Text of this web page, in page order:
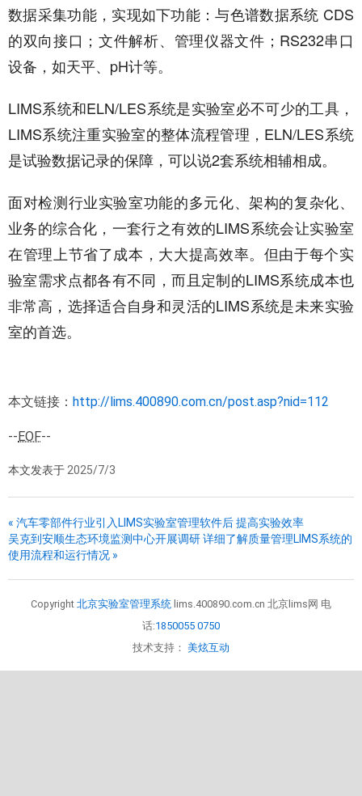
数据采集功能，实现如下功能：与色谱数据系统 CDS
的双向接口；文件解析、管理仪器文件；RS232串口
设备，如天平、pH计等。
LIMS系统和ELN/LES系统是实验室必不可少的工具，
LIMS系统注重实验室的整体流程管理，ELN/LES系统
是试验数据记录的保障，可以说2套系统相辅相成。
面对检测行业实验室功能的多元化、架构的复杂化、
业务的综合化，一套行之有效的LIMS系统会让实验室
在管理上节省了成本，大大提高效率。但由于每个实
验室需求点都各有不同，而且定制的LIMS系统成本也
非常高，选择适合自身和灵活的LIMS系统是未来实验
室的首选。
本文链接： http://lims.400890.com.cn/post.asp?nid=112
-- EOF--
本文发表于2025/7/3
« 汽车零部件行业引入LIMS实验室管理软件后 提高实验效率
吴克到安顺生态环境监测中心开展调研 详细了解质量管理LIMS系统的
使用流程和运行情况 »
Copyright 北京实验室管理系统 lims.400890.com.cn 北京lims网 电
话:1850055 0750
技术支持： 美炫互动